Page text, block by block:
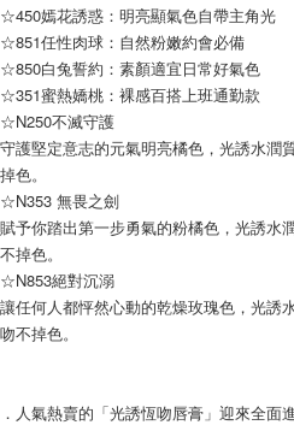
☆450嫣花誘惑：明亮顯氣色自帶主角光
☆851任性肉球：自然粉嫩約會必備
☆850白兔誓約：素顏適宜日常好氣色
☆351蜜熱嬌桃：裸感百搭上班通勤款
☆N250不滅守護
守護堅定意志的元氣明亮橘色，光誘水潤
掉色。
☆N353 無畏之劍
賦予你踏出第一步勇氣的粉橘色，光誘水
不掉色。
☆N853絕對沉溺
讓任何人都怦然心動的乾燥玫瑰色，光誘
吻不掉色。
．人氣熱賣的「光誘恆吻唇膏」迎來全